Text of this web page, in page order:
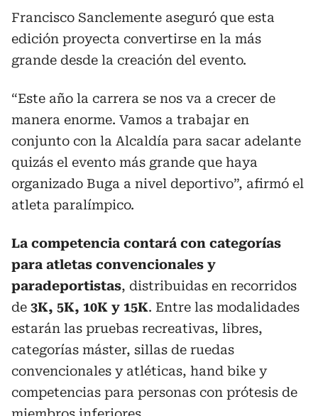
Francisco Sanclemente aseguró que esta
edición proyecta convertirse en la más
grande desde la creación del evento.
“Este año la carrera se nos va a crecer de
manera enorme. Vamos a trabajar en
conjunto con la Alcaldía para sacar adelante
quizás el evento más grande que haya
organizado Buga a nivel deportivo”, afirmó el
atleta paralímpico.
La competencia contará con categorías
para atletas convencionales y
paradeportistas, distribuidas en recorridos
de 3K, 5K, 10K y 15K. Entre las modalidades
estarán las pruebas recreativas, libres,
categorías máster, sillas de ruedas
convencionales y atléticas, hand bike y
competencias para personas con prótesis de